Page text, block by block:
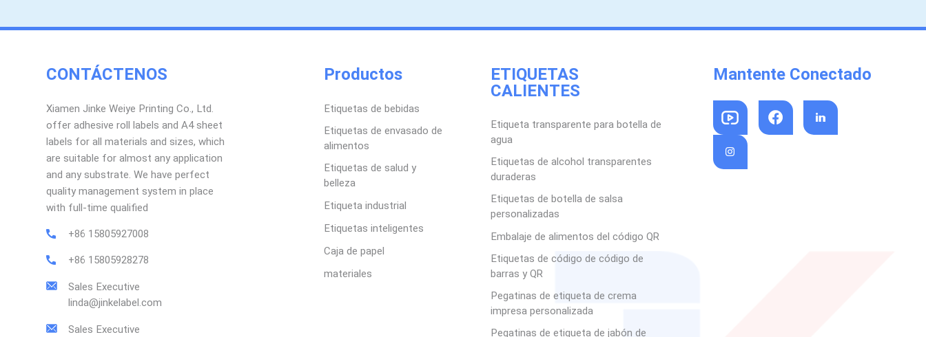
CONTÁCTENOS
Xiamen Jinke Weiye Printing Co., Ltd.
offer adhesive roll labels and A4 sheet
labels for all materials and sizes, which
are suitable for almost any application
and any substrate. We have perfect
quality management system in place
with full-time qualified
+86 15805927008
+86 15805928278
Sales Executive
linda@jinkelabel.com
Sales Executive
Productos
Etiquetas de bebidas
Etiquetas de envasado de
alimentos
Etiquetas de salud y
belleza
Etiqueta industrial
Etiquetas inteligentes
Caja de papel
materiales
ETIQUETAS
CALIENTES
Etiqueta transparente para botella de
agua
Etiquetas de alcohol transparentes
duraderas
Etiquetas de botella de salsa
personalizadas
Embalaje de alimentos del código QR
Etiquetas de código de código de
barras y QR
Pegatinas de etiqueta de crema
impresa personalizada
Pegatinas de etiqueta de jabón de
Mantente Conectado